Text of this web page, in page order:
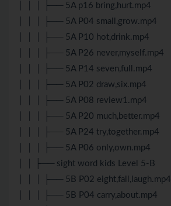
│ │ │ ├── 5A p16 bring,hurt.mp4
│ │ │ ├── 5A P04 small,grow.mp4
│ │ │ ├── 5A P10 hot,drink.mp4
│ │ │ ├── 5A P26 never,myself.mp4
│ │ │ ├── 5A P14 seven,full.mp4
│ │ │ ├── 5A P02 draw,six.mp4
│ │ │ ├── 5A P08 review1.mp4
│ │ │ ├── 5A P20 much,better.mp4
│ │ │ ├── 5A P24 try,together.mp4
│ │ │ ├── 5A P06 only,own.mp4
│ │ ├── sight word kids Level 5-B
│ │ │ ├── 5B P02 eight,fall,laugh.mp4
│ │ │ ├── 5B P04 carry,about.mp4